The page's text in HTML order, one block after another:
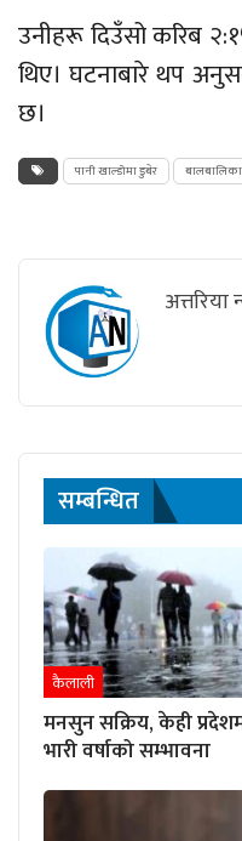
उनीहरू दिउँसो करिब
थिए। घटनाबारे थप
छ।
पानी खाल्डोमा डुबेर
अत्तरिया
सम्बन्धित
कैलाली
मनसुन सक्रिय, केही
भारी वर्षाको सम्भावना